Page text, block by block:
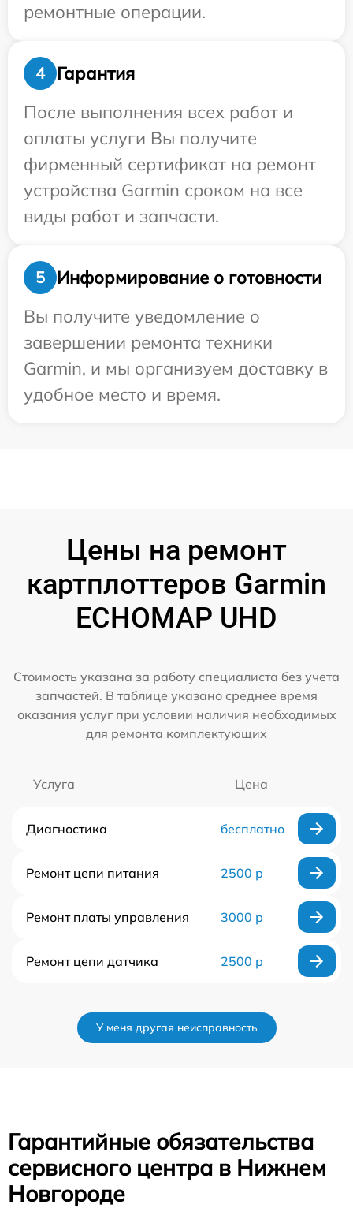
ремонтные операции.
4
Гарантия
После выполнения всех работ и
оплаты услуги Вы получите
фирменный сертификат на ремонт
устройства Garmin сроком на все
виды работ и запчасти.
5
Информирование о готовности
Вы получите уведомление о
завершении ремонта техники
Garmin, и мы организуем доставку в
удобное место и время.
Цены на ремонт
картплоттеров Garmin
ECHOMAP UHD
Стоимость указана за работу специалиста без учета
запчастей. В таблице указано среднее время
оказания услуг при условии наличия необходимых
для ремонта комплектующих
Услуга Цена
Диагностика бесплатно
Ремонт цепи питания 2500 р
Ремонт платы управления 3000 р
Ремонт цепи датчика 2500 р
У меня другая неисправность
Гарантийные обязательства
сервисного центра в Нижнем
Новгороде